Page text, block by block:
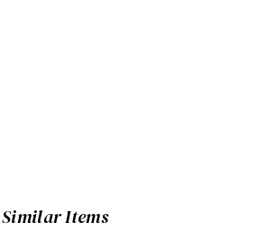
Similar Items